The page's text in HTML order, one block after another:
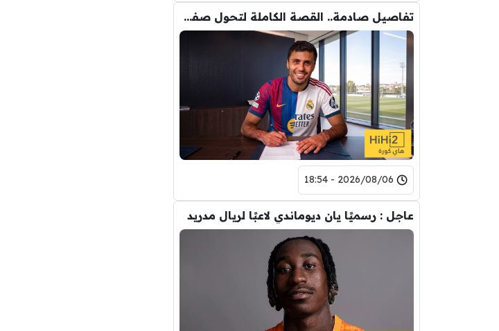
تفاصيل صادمة.. القصة الكاملة لتحول صفقة رودري من ريال مدريد الى برشلونة
2026/08/06 - 18:54
عاجل : رسميًا يان ديوماندي لاعبًا لريال مدريد